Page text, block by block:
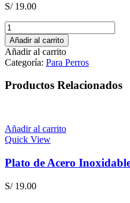
S/19.00
Let’s
Bite
MEAT
SNACKS
PUPPY
LAMB
STRIPES
Añadir al carrito
Añadir al carrito
Categoría: Para Perros
Productos Relacionados
Añadir al carrito
Quick View
Plato de Acero
S/19.00